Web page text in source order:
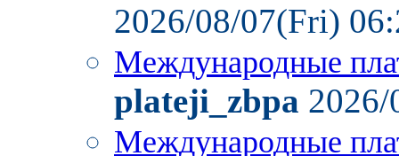
2026/08/07(Fri)
Международные
plateji_zbpa
Международные